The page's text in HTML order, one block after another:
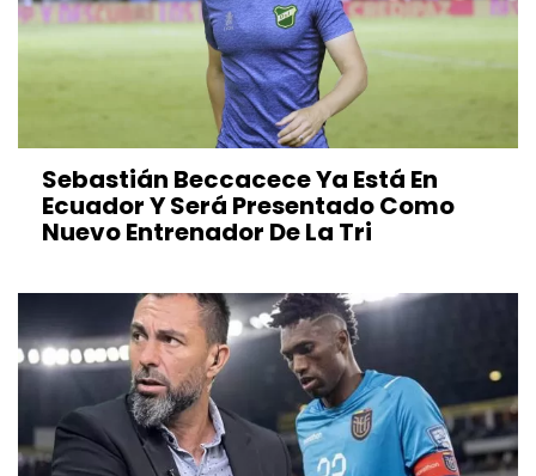
Sebastián Beccacece Ya Está En
Ecuador Y Será Presentado Como
Nuevo Entrenador De La Tri